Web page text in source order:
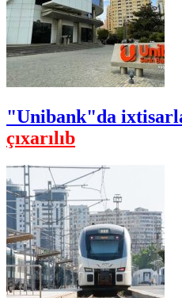
"Unibank"da
çıxarılıb